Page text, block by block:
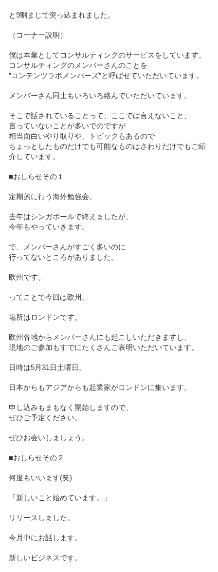
と9割まじで突っ込まれました。
（コーナー説明）
僕は本業としてコンサルティングのサービスをしています。
コンサルティングのメンバーさんのことを
”コンテンツラボメンバーズ”と呼ばせていただいています。
メンバーさん同士もいろいろ絡んでいただいています。
そこで話されていることって、ここでは言えないこと、
言っていないことが多いでのですが
相当面白いやり取りや、トピックもあるので
ちょっとしたものだけでも可能なものはさわりだけでもご紹
介しています。
■おしらせその１
定期的に行う海外勉強会。
去年はシンガポールで終えましたが、
今年もやっていきます。
で、メンバーさんがすごく多いのに
行ってないところがありました。
欧州です。
ってことで今回は欧州。
場所はロンドンです。
欧州各地からメンバーさんにも起こしいただきますし、
現地のご参加もすでにたくさんご表明いただいています。
日時は5月31日土曜日。
日本からもアジアからも起業家がロンドンに集います。
申し込みもまもなく開始しますので、
ぜひご予定ください。
ぜひお会いしましょう。
■おしらせその２
何度もいいます(笑)
「新しいこと始めています。」
リリースしました。
今月中にお話します。
新しいビジネスです。